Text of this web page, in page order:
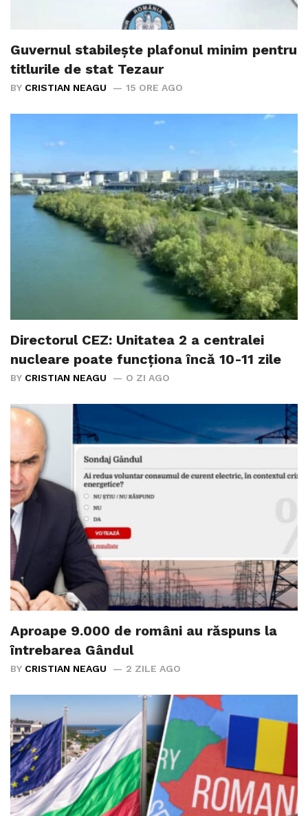
Guvernul stabilește plafonul minim pentru
titlurile de stat Tezaur
BY CRISTIAN NEAGU 15 ORE AGO
Directorul CEZ: Unitatea 2 a centralei
nucleare poate funcționa încă 10-11 zile
BY CRISTIAN NEAGU O ZI AGO
Aproape 9.000 de români au răspuns la
întrebarea Gândul
BY CRISTIAN NEAGU 2 ZILE AGO